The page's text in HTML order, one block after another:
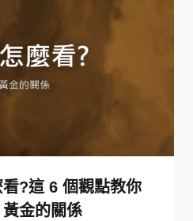
?這 6 個觀點教你
金的關係